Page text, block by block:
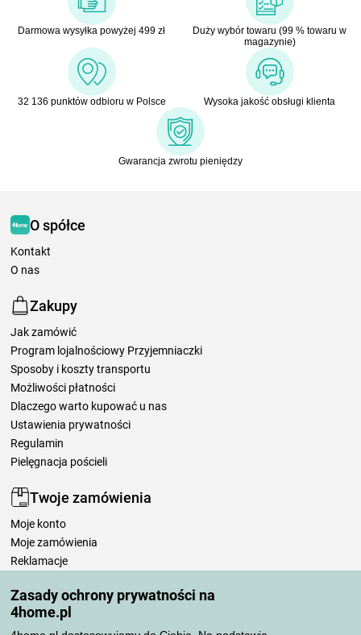
Zasady ochrony prywatności na
4home.pl
Darmowa wysyłka powyżej 499 zł
Duży wybór towaru (99 % towaru w
magazynie)
32 136 punktów odbioru w Polsce Wysoka jakość obsługi klienta
Gwarancja zwrotu pieniędzy
O spółce
Kontakt
O nas
Zakupy
Jak zamówić
Program lojalnościowy Przyjemniaczki
Sposoby i koszty transportu
Możliwości płatności
Dlaczego warto kupować u nas
Ustawienia prywatności
Regulamin
Pielęgnacja pościeli
Twoje zamówienia
Moje konto
Moje zamówienia
Reklamacje
Zasady przetwarzania recenzji